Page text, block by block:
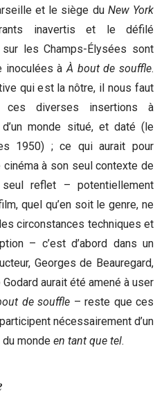
et le siège du New York
inavertis et le défilé
les Champs-Élysées sont
inoculées àÀ bout de souffle.
qui est la nôtre, il nous faut
diverses insertions à
d’un monde situé, et daté (le
1950) ; ce qui aurait pour
à son seul contexte de
reflet – potentiellement
quel qu’en soit le genre, ne
circonstances techniques et
– c’est d’abord dans un
Georges de Beauregard,
aurait été amené à user
de souffle – reste que ces
nécessairement d’un
monde en tant que tel.